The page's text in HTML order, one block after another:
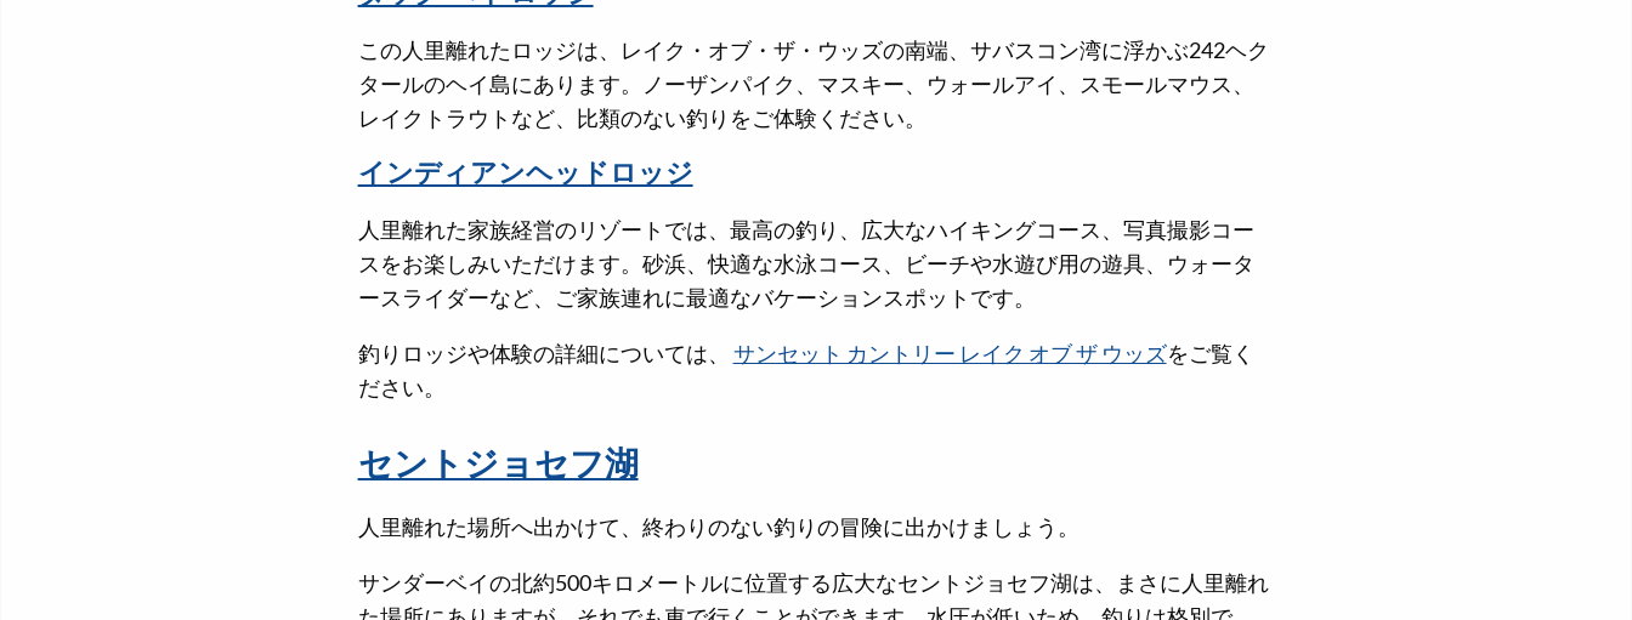
この人里離れたロッジは、レイク・オブ・ザ・ウッズの南端、サバスコン湾に浮かぶ242ヘク
タールのヘイ島にあります。ノーザンパイク、マスキー、ウォールアイ、スモールマウス、
レイクトラウトなど、比類のない釣りをご体験ください。
インディアンヘッドロッジ
人里離れた家族経営のリゾートでは、最高の釣り、広大なハイキングコース、写真撮影コー
スをお楽しみいただけます。砂浜、快適な水泳コース、ビーチや水遊び用の遊具、ウォータ
ースライダーなど、ご家族連れに最適なバケーションスポットです。
釣りロッジや体験の詳細については、 サンセット カントリー レイク オブ ザ ウッズをご覧く
ださい。
セントジョセフ湖
人里離れた場所へ出かけて、終わりのない釣りの冒険に出かけましょう。
サンダーベイの北約500キロメートルに位置する広大なセントジョセフ湖は、まさに人里離れ